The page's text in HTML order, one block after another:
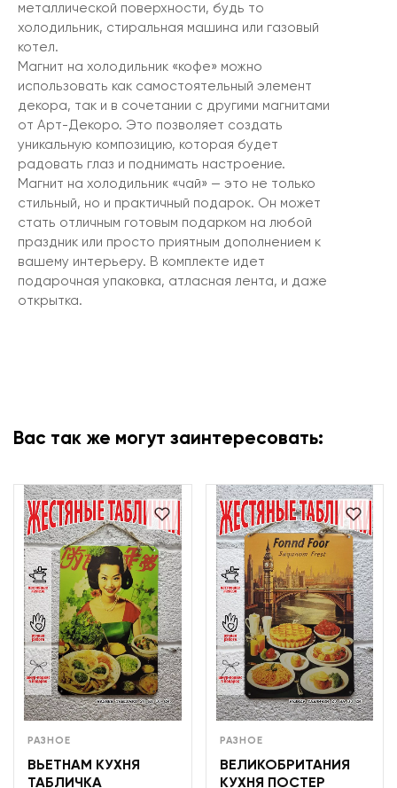
металлической поверхности, будь то
холодильник, стиральная машина или газовый
котел.
Магнит на холодильник «кофе» можно
использовать как самостоятельный элемент
декора, так и в сочетании с другими магнитами
от Арт-Декоро. Это позволяет создать
уникальную композицию, которая будет
радовать глаз и поднимать настроение.
Магнит на холодильник «чай» — это не только
стильный, но и практичный подарок. Он может
стать отличным готовым подарком на любой
праздник или просто приятным дополнением к
вашему интерьеру. В комплекте идет
подарочная упаковка, атласная лента, и даже
открытка.
Вас так же могут заинтересовать:
РАЗНОЕ
ВЬЕТНАМ КУХНЯ
ТАБЛИЧКА
РАЗНОЕ
ВЕЛИКОБРИТАНИЯ
КУХНЯ ПОСТЕР